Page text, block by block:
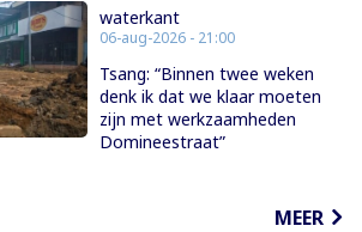
waterkant
06-aug-2026 - 21:00
Tsang: “Binnen twee weken
denk ik dat we klaar moeten
zijn met werkzaamheden
Domineestraat”
MEER